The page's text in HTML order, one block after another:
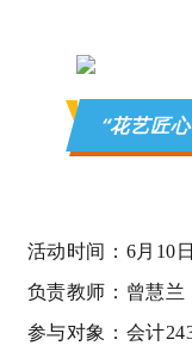
“花艺匠
活动时间：6月10日
负责教师：曾慧兰
参与对象：会计